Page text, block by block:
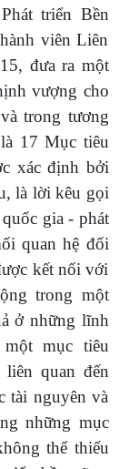
triển Bền
viên Liên
đưa ra một
vượng cho
trong tương
17 Mục tiêu
xác định bởi
là lời kêu gọi
gia - phát
quan hệ đối
kết nối với
trong một
ở những lĩnh
mục tiêu
quan đến
tài nguyên và
những mục
thể thiếu